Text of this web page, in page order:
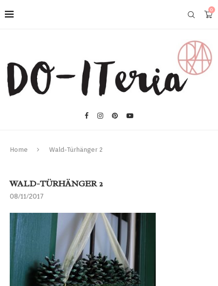
0
Home Wald-Türhänger 2
WALD-TÜRHÄNGER 2
08/11/2017